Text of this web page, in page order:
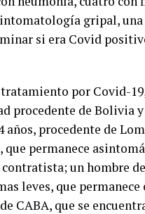
gripal,
si era Covid
por Covid-
procedente de Bolivia
procedente de
que permanece
un hombre
leves, que
CABA, que se